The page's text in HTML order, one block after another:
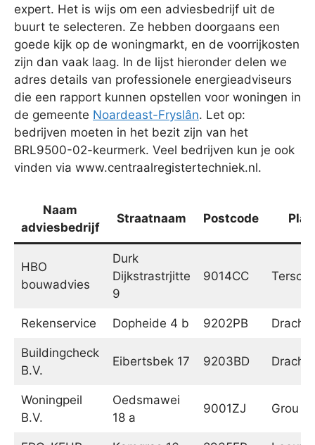
expert. Het is wijs om een adviesbedrijf uit de
buurt te selecteren. Ze hebben doorgaans een
goede kijk op de woningmarkt, en de voorrijkosten
zijn dan vaak laag. In de lijst hieronder delen we
adres details van professionele energieadviseurs
die een rapport kunnen opstellen voor woningen in
de gemeente Noardeast-Fryslân. Let op:
bedrijven moeten in het bezit zijn van het
BRL9500-02-keurmerk. Veel bedrijven kun je ook
vinden via www.centraalregistertechniek.nl.
Naam
adviesbedrijf
Straatnaam Postcode
HBO
bouwadvies
Durk
Dijkstrastrjitte
9
9014CC Tersoal
Rekenservice Dopheide 4 b 9202PB
Buildingcheck
B.V.
Eibertsbek 17 9203BD
Woningpeil
B.V.
Oedsmawei
18 a
9001ZJ Grou